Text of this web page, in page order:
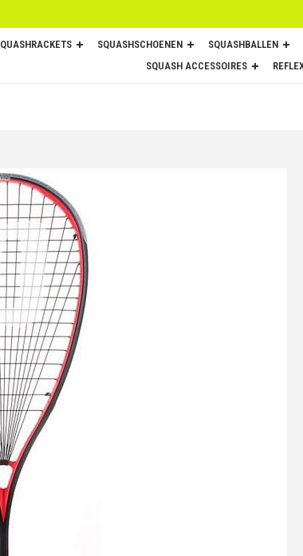
SQUASHSCHOENEN SQUASHBALLEN
SQUASH ACCESSOIRES